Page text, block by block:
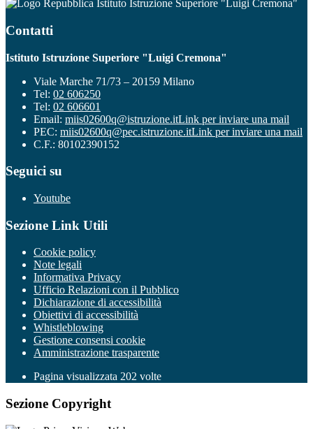
Istituto Istruzione Superiore "Luigi Cremona"
Contatti
Istituto Istruzione Superiore "Luigi Cremona"
Viale Marche 71/73 – 20159 Milano
Tel: 02 606250
Tel: 02 606601
Email: miis02600q@istruzione.itLink per inviare una mail
PEC: miis02600q@pec.istruzione.itLink per inviare una mail
C.F.: 80102390152
Seguici su
Youtube
Sezione Link Utili
Cookie policy
Note legali
Informativa Privacy
Ufficio Relazioni con il Pubblico
Dichiarazione di accessibilità
Obiettivi di accessibilità
Whistleblowing
Gestione consensi cookie
Amministrazione trasparente
Pagina visualizzata 202 volte
Sezione Copyright